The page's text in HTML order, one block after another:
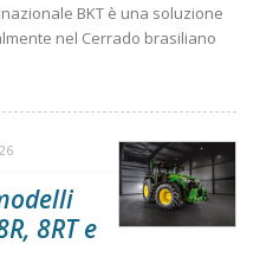
BKT è una soluzione
nel Cerrado brasiliano
8RT e